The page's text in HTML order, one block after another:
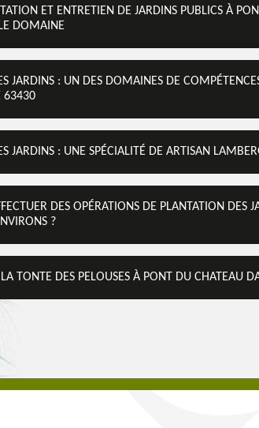
ET ENTRETIEN DE JARDINS PUBLICS À
DOMAINE
JARDINS : UN DES DOMAINES DE
63430
JARDINS : UNE SPÉCIALITÉ DE ARTISAN
DES OPÉRATIONS DE PLANTATION DES
?
TONTE DES PELOUSES À PONT DU CHATEAU